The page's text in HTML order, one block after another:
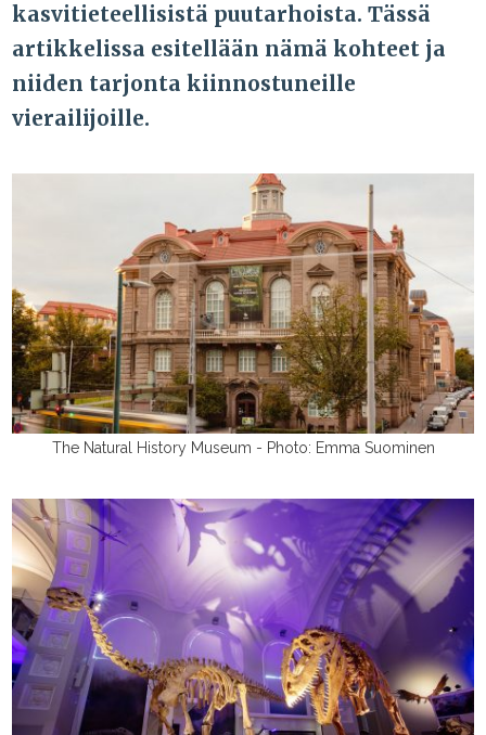
kasvitieteellisistä puutarhoista. Tässä
artikkelissa esitellään nämä kohteet ja
niiden tarjonta kiinnostuneille
vierailijoille.
The Natural History Museum - Photo: Emma Suominen